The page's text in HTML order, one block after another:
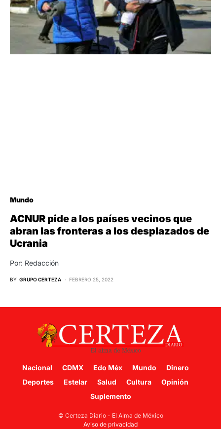
Mundo
ACNUR pide a los países vecinos que
abran las fronteras a los desplazados de
Ucrania
Por: Redacción
BY GRUPO CERTEZA FEBRERO 25, 2022
Nacional CDMX Edo Méx Mundo
Dinero
Deportes
Estelar Salud Cultura
Opinión
Suplemento
© Certeza Diario - El Alma de México
Aviso de privacidad